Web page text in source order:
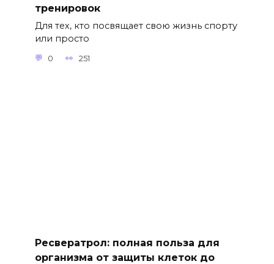
тренировок
Для тех, кто посвящает свою жизнь спорту
или просто
0 251
Ресвератрол: полная польза для
организма от защиты клеток до